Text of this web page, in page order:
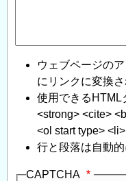
ウェブページの
にリンクに変換さ
使用できるHTML
<strong> <cite>
<ol start type>
行と段落は自動的
CAPTCHA